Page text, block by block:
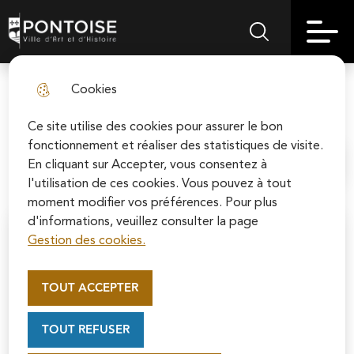
Cookies
Ce site utilise des cookies pour assurer le bon
fonctionnement et réaliser des statistiques de visite.
En cliquant sur Accepter, vous consentez à
l'utilisation de ces cookies. Vous pouvez à tout
moment modifier vos préférences. Pour plus
d'informations, veuillez consulter la page
Gestion des cookies.
TOUT ACCEPTER
TOUT REFUSER
to
menu
Skip to
search
Skip to
site map
Soutenez la rénovation de la cathédrale Saint-
Maclou en vous connectant sur le site de la
Fondation du patrimoine.
Pontoise | Ville d'art et d'histoireMenu principalRechercher sur
Accueil